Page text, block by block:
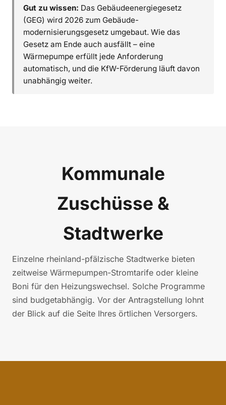
Gut zu wissen: Das Gebäudeenergiegesetz
(GEG) wird 2026 zum Gebäude­
modernisierungsgesetz umgebaut. Wie das
Gesetz am Ende auch ausfällt – eine
Wärmepumpe erfüllt jede Anforderung
automatisch, und die KfW-Förderung läuft davon
unabhängig weiter.
Kommunale
Zuschüsse &
Stadtwerke
Einzelne rheinland-pfälzische Stadtwerke bieten
zeitweise Wärmepumpen-Stromtarife oder kleine
Boni für den Heizungswechsel. Solche Programme
sind budgetabhängig. Vor der Antragstellung lohnt
der Blick auf die Seite Ihres örtlichen Versorgers.